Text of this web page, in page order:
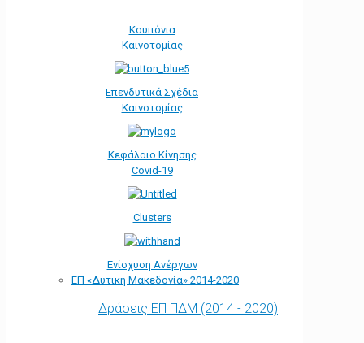
Κουπόνια
Καινοτομίας
Επενδυτικά Σχέδια
Καινοτομίας
Κεφάλαιο Κίνησης
Covid-19
Clusters
Ενίσχυση Ανέργων
ΕΠ «Δυτική Μακεδονία» 2014-2020
Δράσεις ΕΠ ΠΔΜ (2014 - 2020)